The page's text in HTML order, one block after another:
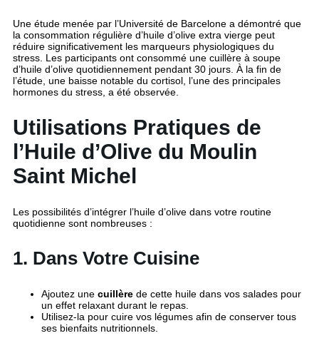
Une étude menée par l’Université de Barcelone a démontré que
la consommation régulière d’huile d’olive extra vierge peut
réduire significativement les marqueurs physiologiques du
stress. Les participants ont consommé une cuillère à soupe
d’huile d’olive quotidiennement pendant 30 jours. À la fin de
l’étude, une baisse notable du cortisol, l’une des principales
hormones du stress, a été observée.
Utilisations Pratiques de
l’Huile d’Olive du Moulin
Saint Michel
Les possibilités d’intégrer l’huile d’olive dans votre routine
quotidienne sont nombreuses :
1. Dans Votre Cuisine
Ajoutez une cuillère de cette huile dans vos salades pour
un effet relaxant durant le repas.
Utilisez-la pour cuire vos légumes afin de conserver tous
ses bienfaits nutritionnels.